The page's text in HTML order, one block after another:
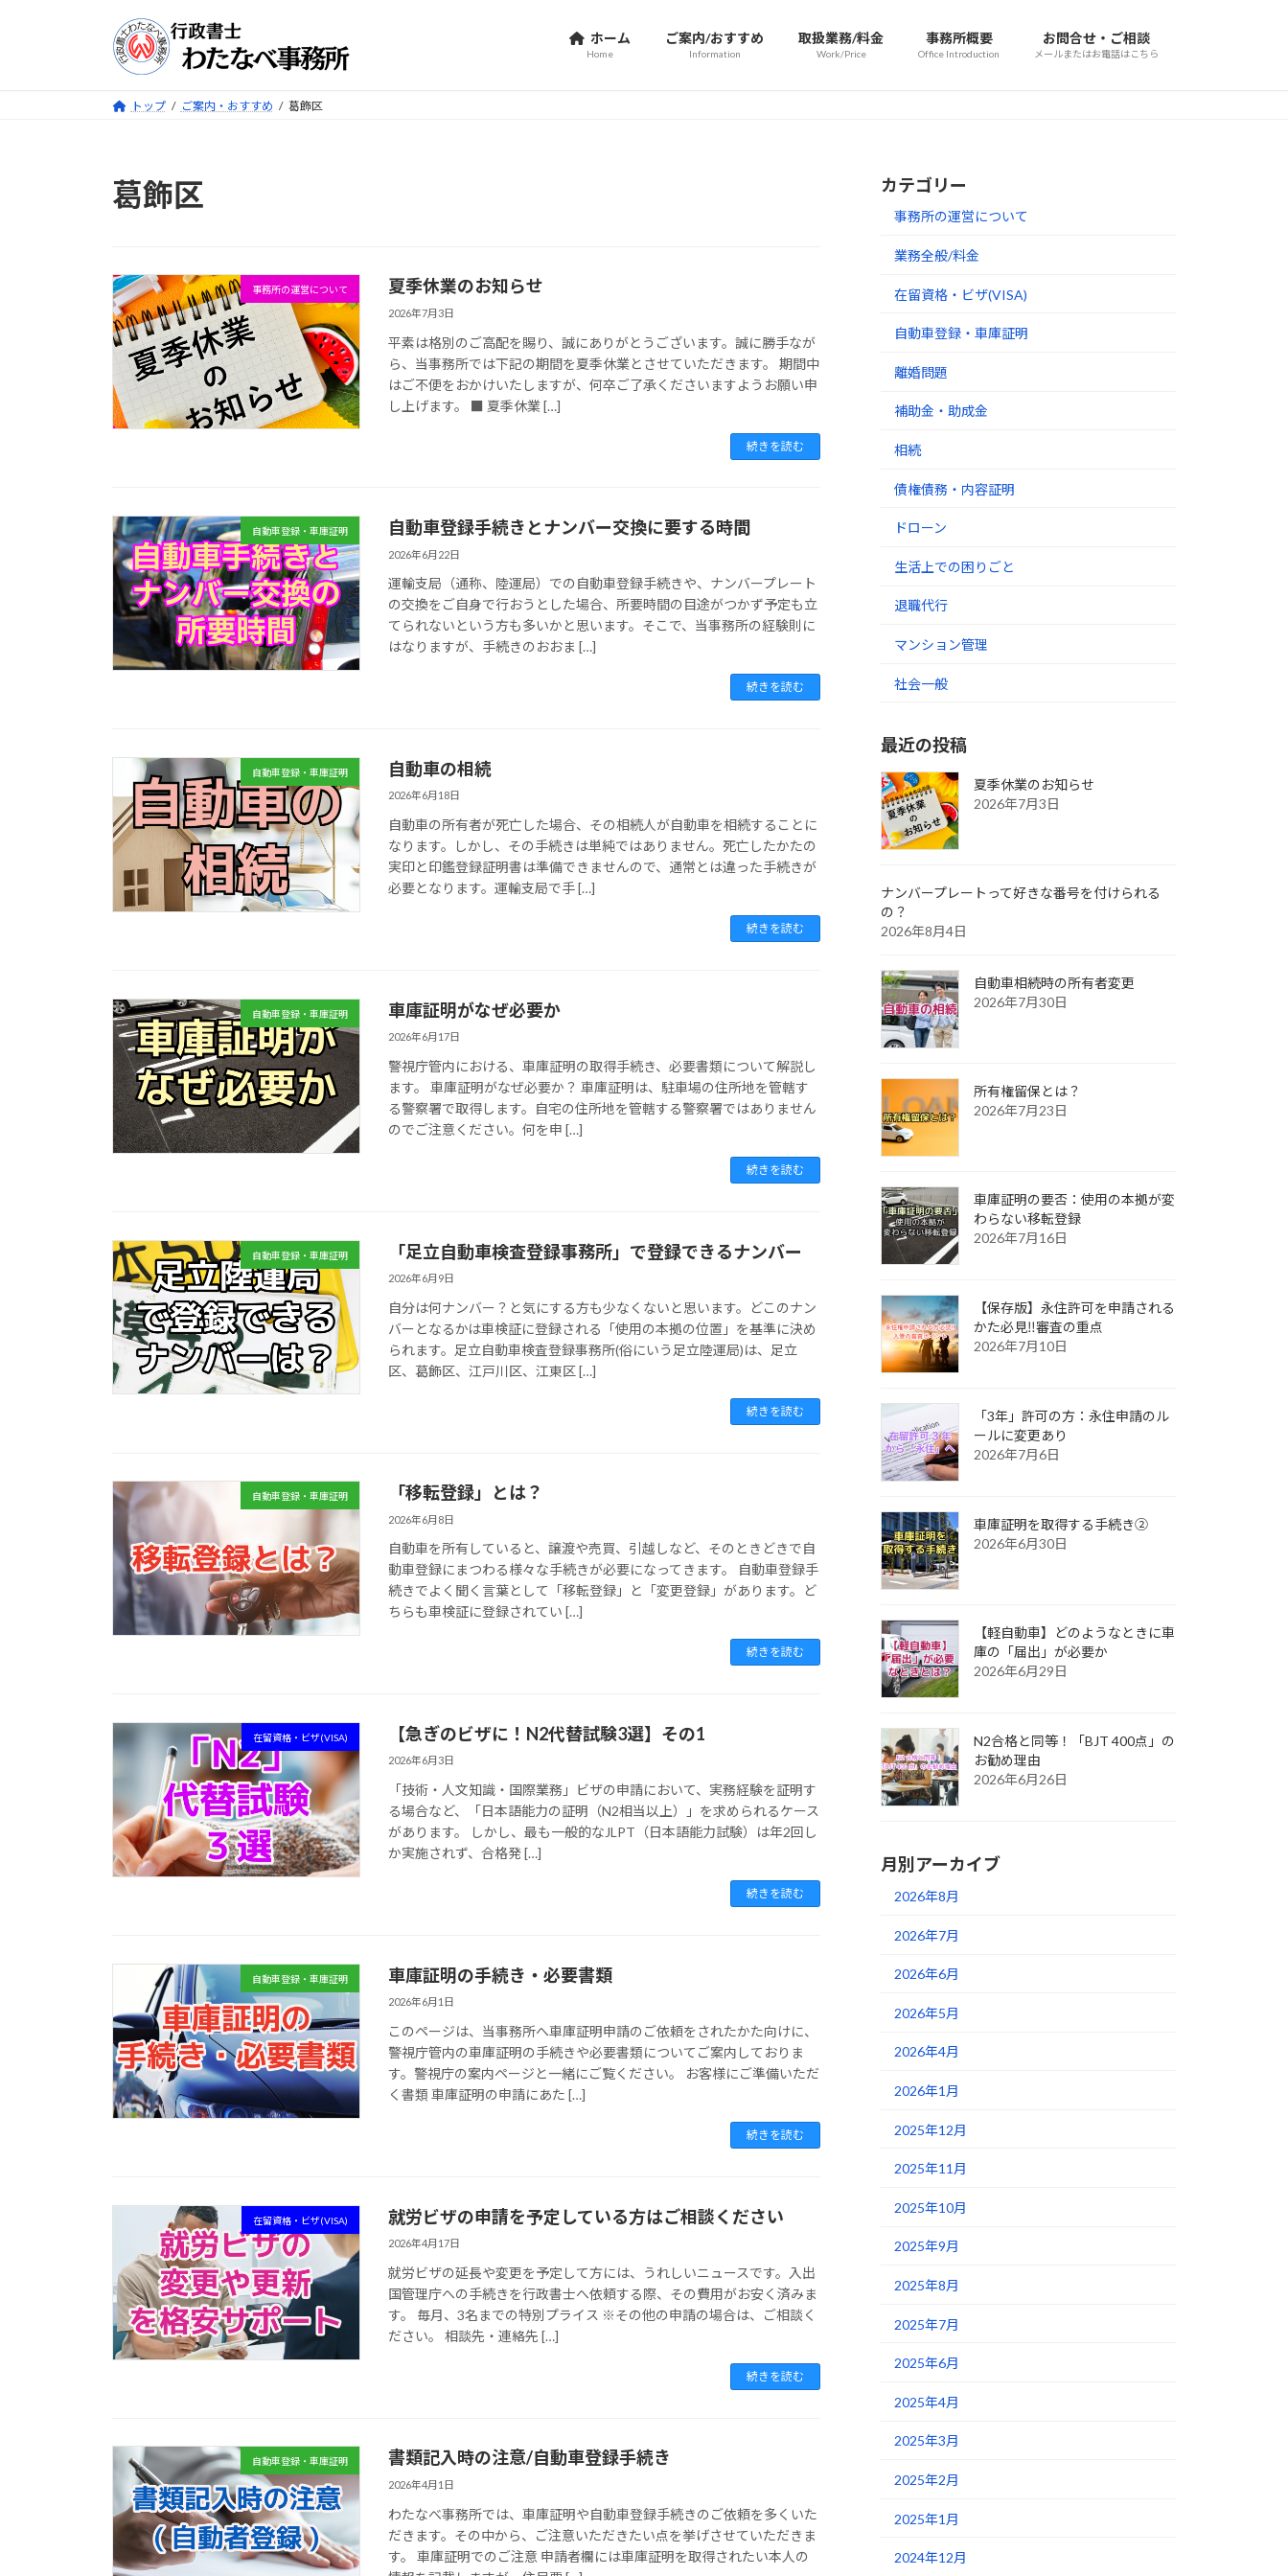
ホーム
Home
ご案内/おすすめ
Information
取扱業務/料金
Work/Price
事務所概要
Office Introduction
お問合せ・ご相談
メールまたはお電話はこちら
トップ ご案内・おすすめ 葛飾区
葛飾区
事務所の運営について 夏季休業のお知らせ
2026年7月3日
平素は格別のご高配を賜り、誠にありがとうございます。誠に勝手なが
ら、当事務所では下記の期間を夏季休業とさせていただきます。 期間中
はご不便をおかけいたしますが、何卒ご了承くださいますようお願い申
し上げます。 ■ 夏季休業 […]
続きを読む
自動車登録・車庫証明 自動車登録手続きとナンバー交換に要する時間
2026年6月22日
運輸支局（通称、陸運局）での自動車登録手続きや、ナンバープレート
の交換をご自身で行おうとした場合、所要時間の目途がつかず予定も立
てられないという方も多いかと思います。そこで、当事務所の経験則に
はなりますが、手続きのおおま […]
続きを読む
自動車登録・車庫証明 自動車の相続
2026年6月18日
自動車の所有者が死亡した場合、その相続人が自動車を相続することに
なります。しかし、その手続きは単純ではありません。死亡したかたの
実印と印鑑登録証明書は準備できませんので、通常とは違った手続きが
必要となります。運輸支局で手 […]
続きを読む
自動車登録・車庫証明 車庫証明がなぜ必要か
2026年6月17日
警視庁管内における、車庫証明の取得手続き、必要書類について解説し
ます。 車庫証明がなぜ必要か？ 車庫証明は、駐車場の住所地を管轄す
る警察署で取得します。自宅の住所地を管轄する警察署ではありません
のでご注意ください。何を申 […]
続きを読む
自動車登録・車庫証明 「足立自動車検査登録事務所」で登録できるナンバー
2026年6月9日
自分は何ナンバー？と気にする方も少なくないと思います。どこのナン
バーとなるかは車検証に登録される「使用の本拠の位置」を基準に決め
られます。足立自動車検査登録事務所(俗にいう足立陸運局)は、足立
区、葛飾区、江戸川区、江東区 […]
続きを読む
自動車登録・車庫証明 「移転登録」とは？
2026年6月8日
自動車を所有していると、譲渡や売買、引越しなど、そのときどきで自
動車登録にまつわる様々な手続きが必要になってきます。 自動車登録手
続きでよく聞く言葉として「移転登録」と「変更登録」があります。ど
ちらも車検証に登録されてい […]
続きを読む
在留資格・ビザ(VISA) 【急ぎのビザに！N2代替試験3選】その1
2026年6月3日
「技術・人文知識・国際業務」ビザの申請において、実務経験を証明す
る場合など、「日本語能力の証明（N2相当以上）」を求められるケース
があります。 しかし、最も一般的なJLPT（日本語能力試験）は年2回し
か実施されず、合格発 […]
続きを読む
自動車登録・車庫証明 車庫証明の手続き・必要書類
2026年6月1日
このページは、当事務所へ車庫証明申請のご依頼をされたかた向けに、
警視庁管内の車庫証明の手続きや必要書類についてご案内しておりま
す。警視庁の案内ページと一緒にご覧ください。 お客様にご準備いただ
く書類 車庫証明の申請にあた […]
続きを読む
在留資格・ビザ(VISA) 就労ビザの申請を予定している方はご相談ください
2026年4月17日
就労ビザの延長や変更を予定して方には、うれしいニュースです。入出
国管理庁への手続きを行政書士へ依頼する際、その費用がお安く済みま
す。 毎月、3名までの特別プライス ※その他の申請の場合は、ご相談く
ださい。 相談先・連絡先 […]
続きを読む
自動車登録・車庫証明 書類記入時の注意/自動車登録手続き
2026年4月1日
わたなべ事務所では、車庫証明や自動車登録手続きのご依頼を多くいた
だきます。その中から、ご注意いただきたい点を挙げさせていただきま
す。 車庫証明でのご注意 申請者欄には車庫証明を取得されたい本人の
カテゴリー
事務所の運営について
業務全般/料金
在留資格・ビザ(VISA)
自動車登録・車庫証明
離婚問題
補助金・助成金
相続
債権債務・内容証明
ドローン
生活上での困りごと
退職代行
マンション管理
社会一般
最近の投稿
夏季休業のお知らせ
2026年7月3日
ナンバープレートって好きな番号を付けられる
の？
2026年8月4日
自動車相続時の所有者変更
2026年7月30日
所有権留保とは？
2026年7月23日
車庫証明の要否：使用の本拠が変
わらない移転登録
2026年7月16日
【保存版】永住許可を申請される
かた必見‼審査の重点
2026年7月10日
「3年」許可の方：永住申請のル
ールに変更あり
2026年7月6日
車庫証明を取得する手続き②
2026年6月30日
【軽自動車】どのようなときに車
庫の「届出」が必要か
2026年6月29日
N2合格と同等！「BJT 400点」の
お勧め理由
2026年6月26日
月別アーカイブ
2026年8月
2026年7月
2026年6月
2026年5月
2026年4月
2026年1月
2025年12月
2025年11月
2025年10月
2025年9月
2025年8月
2025年7月
2025年6月
2025年4月
2025年3月
2025年2月
2025年1月
2024年12月